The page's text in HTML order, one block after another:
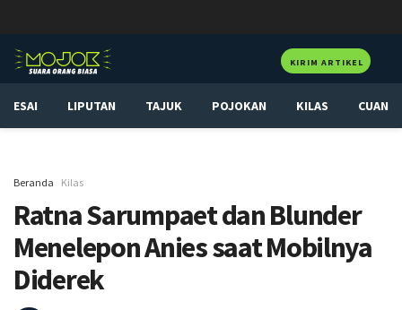
KIRIM ARTIKEL
ESAI LIPUTAN TAJUK POJOKAN KILAS CUAN
Beranda Kilas
Ratna Sarumpaet dan Blunder
Menelepon Anies saat Mobilnya
Diderek